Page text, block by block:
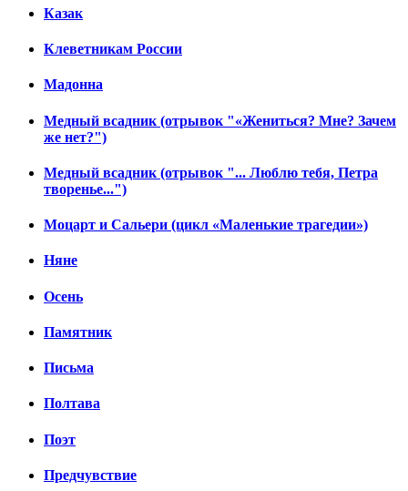
Казак
Клеветникам России
Мадонна
Медный всадник (отрывок "«Жениться? Мне? Зачем
же нет?")
Медный всадник (отрывок "... Люблю тебя, Петра
творенье...")
Моцарт и Сальери (цикл «Маленькие трагедии»)
Няне
Осень
Памятник
Письма
Полтава
Поэт
Предчувствие